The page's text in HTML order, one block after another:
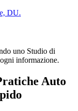
DU.
uno Studio di
informazione.
Auto